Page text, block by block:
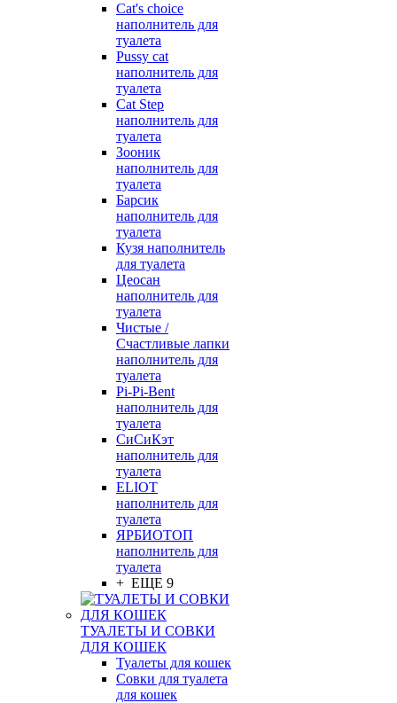
Cat's choice
наполнитель для
туалета
Pussy cat
наполнитель для
туалета
Cat Step
наполнитель для
туалета
Зооник
наполнитель для
туалета
Барсик
наполнитель для
туалета
Кузя наполнитель
для туалета
Цеосан
наполнитель для
туалета
Чистые /
Счастливые лапки
наполнитель для
туалета
Pi-Pi-Bent
наполнитель для
туалета
СиСиКэт
наполнитель для
туалета
ELIOT
наполнитель для
туалета
ЯРБИОТОП
наполнитель для
туалета
+ ЕЩЕ 9
ТУАЛЕТЫ И СОВКИ
ДЛЯ КОШЕК
Туалеты для кошек
Совки для туалета
для кошек